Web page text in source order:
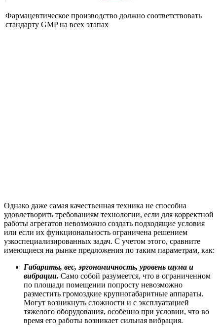
Фармацевтическое производство должно соответствовать
стандарту GMP на всех этапах
Однако даже самая качественная техника не способна
удовлетворить требованиям технологии, если для корректной
работы агрегатов невозможно создать подходящие условия
или если их функциональность ограничена решением
узкоспециализированных задач. С учетом этого, сравните
имеющиеся на рынке предложения по таким параметрам, как:
Габариты, вес, эргономичность, уровень шума и
вибрации. Само собой разумеется, что в ограниченном
по площади помещении попросту невозможно
разместить громоздкие крупногабаритные аппараты.
Могут возникнуть сложности и с эксплуатацией
тяжелого оборудования, особенно при условии, что во
время его работы возникает сильная вибрация.